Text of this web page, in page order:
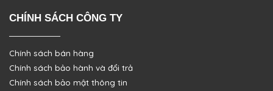
CHÍNH SÁCH CÔNG TY
Chính sách bán hàng
Chính sách bảo hành và đổi trả
Chính sách bảo mật thông tin